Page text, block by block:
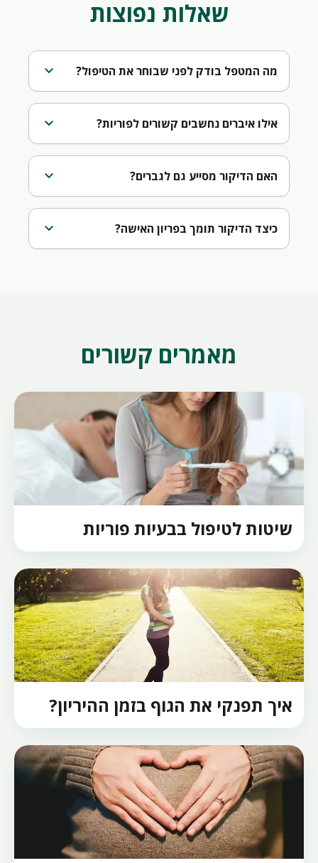
שאלות נפוצות
מה המטפל בודק לפני שבוחר את הטיפול? expand_more
אילו איברים נחשבים קשורים לפוריות? expand_more
האם הדיקור מסייע גם לגברים? expand_more
כיצד הדיקור תומך בפריון האישה? expand_more
מאמרים קשורים
שיטות לטיפול בבעיות פוריות
איך תפנקי את הגוף בזמן ההיריון?